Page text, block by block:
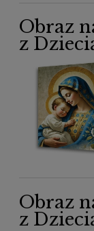
Obraz
z
Obraz
z